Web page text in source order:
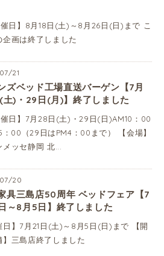
日】8月18日(土)～8月26日(日)まで こ
企画は終了しました
21
ズベッド工場直送バーゲン【7月
土)・29日(月)】終了しました
日】7月28日(土)・29日(日)AM10：00
：00（29日はPM4：00まで） 【会場】
メッセ静岡 北...
20
具三島店50周年 ベッドフェア【7
～8月5日】終了しました
日】7月21日(土)～8月5日(日)まで 【開
】三島店終了しました